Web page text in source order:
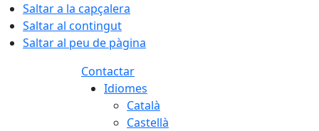
Saltar a la capçalera
Saltar al contingut
Saltar al peu de pàgina
Contactar
Idiomes
Català
Castellà